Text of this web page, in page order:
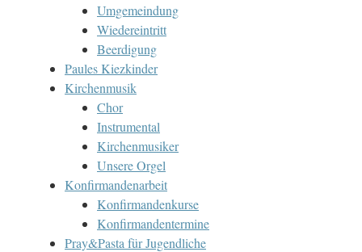
Umgemeindung
Wiedereintritt
Beerdigung
Paules Kiezkinder
Kirchenmusik
Chor
Instrumental
Kirchenmusiker
Unsere Orgel
Konfirmandenarbeit
Konfirmandenkurse
Konfirmandentermine
Pray&Pasta für Jugendliche